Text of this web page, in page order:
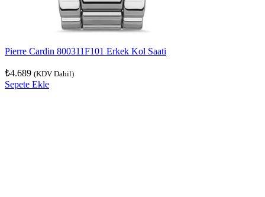
Pierre Cardin 800311F101 Erkek Kol Saati
₺4.689 (KDV Dahil)
Sepete Ekle